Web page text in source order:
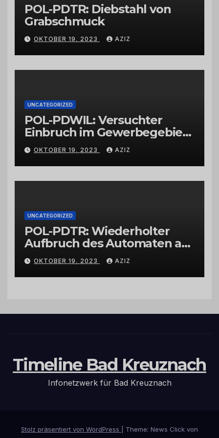
POL-PDTR: Diebstahl von
Grabschmuck
OKTOBER 19, 2023 AZIZ
UNCATEGORIZED
POL-PDWIL: Versuchter
Einbruch im Gewerbegebiet
Wittlich
OKTOBER 19, 2023 AZIZ
UNCATEGORIZED
POL-PDTR: Wiederholter
Aufbruch des Automaten am
Wohnmobilstellplatz in
Hermeskeil am Labachweg
OKTOBER 19, 2023 AZIZ
Timeline Bad Kreuznach
Infonetzwerk für Bad Kreuznach
Stolz präsentiert von WordPress Theme: News Click von